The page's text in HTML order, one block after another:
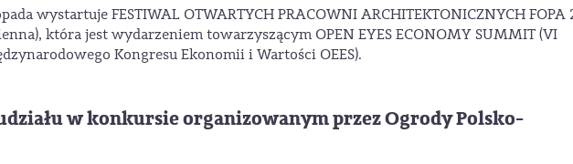
wystartuje FESTIWAL OTWARTYCH PRACOWNI ARCHITEKTONICZNYCH FOPA
która jest wydarzeniem towarzyszącym OPEN EYES ECONOMY SUMMIT (VI
Kongresu Ekonomii i Wartości OEES).
w konkursie organizowanym przez Ogrody Polsko-